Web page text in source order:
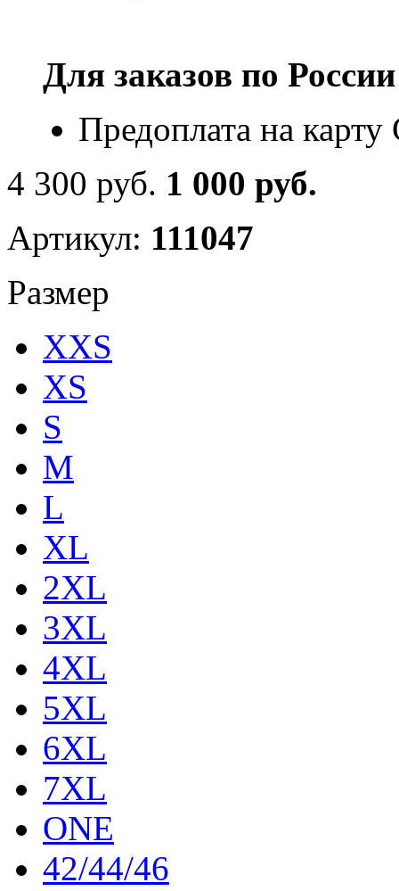
Для заказов по
Предоплата на
4 300 руб. 1 000 руб.
Артикул: 111047
Размер
XXS
XS
S
M
L
XL
2XL
3XL
4XL
5XL
6XL
7XL
ONE
42/44/46